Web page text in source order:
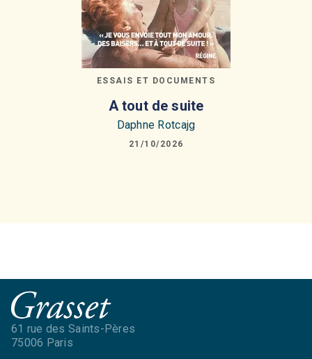
ESSAIS ET DOCUMENTS
A tout de suite
Daphne Rotcajg
21/10/2026
61 rue des Saints-Pères
75006 Paris